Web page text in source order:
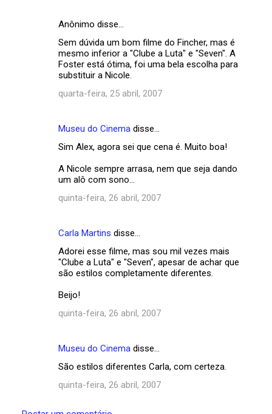
Anônimo disse…
Sem dúvida um bom filme do Fincher, mas é
mesmo inferior a "Clube a Luta" e "Seven". A
Foster está ótima, foi uma bela escolha para
substituir a Nicole.
quarta-feira, 25 abril, 2007
Museu do Cinema disse…
Sim Alex, agora sei que cena é. Muito boa!
A Nicole sempre arrasa, nem que seja dando
um alô com sono...
quinta-feira, 26 abril, 2007
Carla Martins disse…
Adorei esse filme, mas sou mil vezes mais
"Clube a Luta" e "Seven", apesar de achar que
são estilos completamente diferentes.
Beijo!
quinta-feira, 26 abril, 2007
Museu do Cinema disse…
São estilos diferentes Carla, com certeza.
quinta-feira, 26 abril, 2007